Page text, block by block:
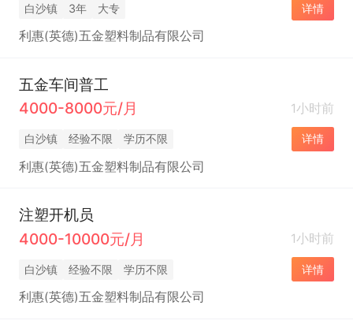
白沙镇 3年 大专 详情
利惠(英德)五金塑料制品有限公司
五金车间普工
4000-8000元/月
1小时前
白沙镇 经验不限 学历不限 详情
利惠(英德)五金塑料制品有限公司
注塑开机员
4000-10000元/月
1小时前
白沙镇 经验不限 学历不限 详情
利惠(英德)五金塑料制品有限公司